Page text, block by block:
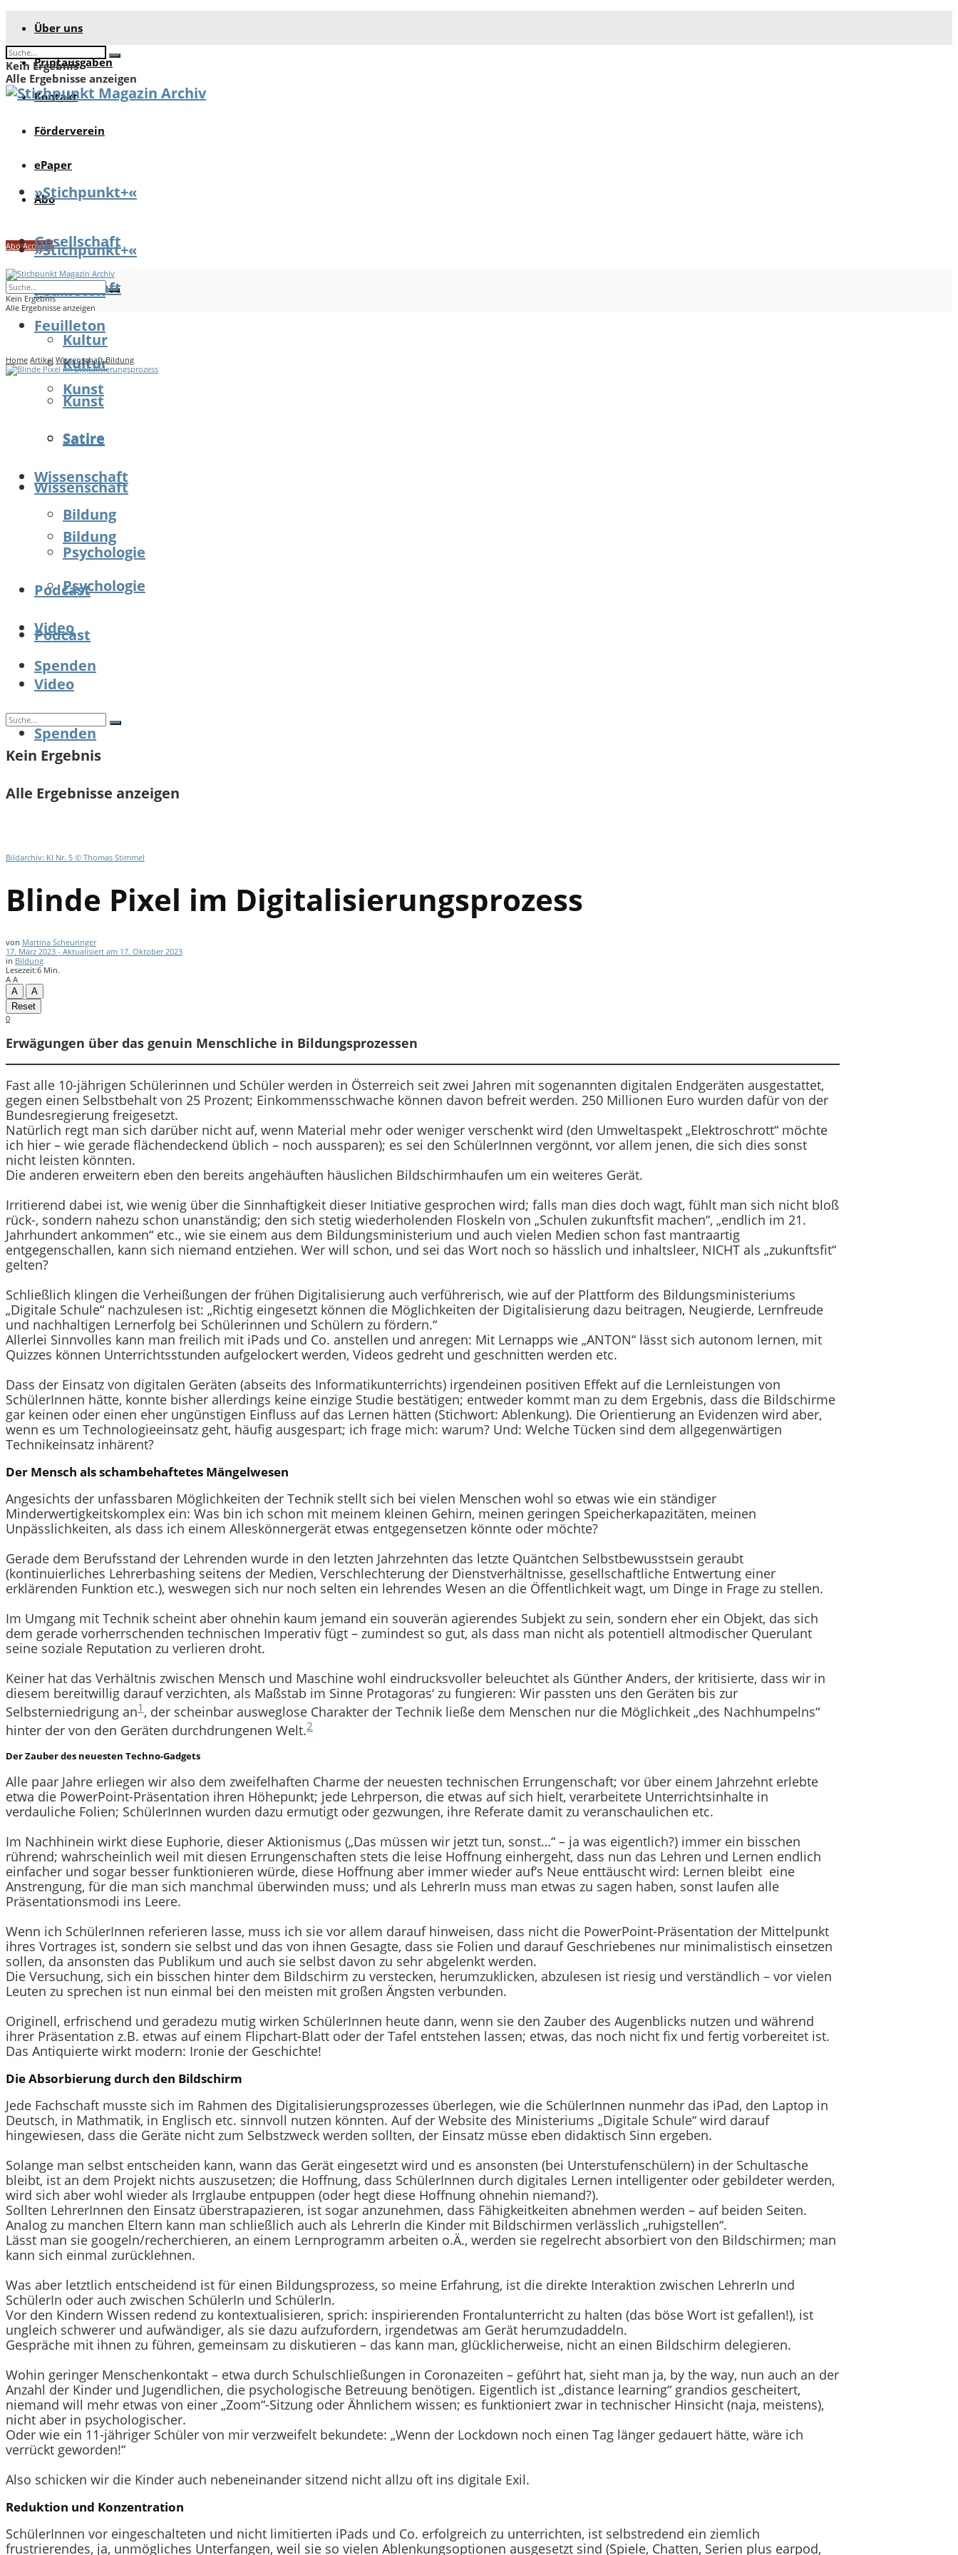
Über uns
Printausgaben
Kontakt
Förderverein
ePaper
Abo
Abo Account
Kein Ergebnis
Alle Ergebnisse anzeigen
»Stichpunkt+«
Gesellschaft
Feuilleton
Kultur
Kunst
Satire
Wissenschaft
Bildung
Psychologie
Podcast
Video
Spenden
»Stichpunkt+«
Gesellschaft
Feuilleton
Kultur
Kunst
Satire
Wissenschaft
Bildung
Psychologie
Podcast
Video
Spenden
Kein Ergebnis
Alle Ergebnisse anzeigen
Kein Ergebnis
Alle Ergebnisse anzeigen
Home Artikel Wissenschaft Bildung
Bildarchiv: KI Nr. 5 © Thomas Stimmel
Blinde Pixel im Digitalisierungsprozess
von Martina Scheuringer
17. März 2023 - Aktualisiert am 17. Oktober 2023
in Bildung
Lesezeit:6 Min.
A A
A
A
Reset
0
Erwägungen über das genuin Menschliche in Bildungsprozessen
Fast alle 10-jährigen Schülerinnen und Schüler werden in Österreich seit zwei Jahren mit sogenannten digitalen Endgeräten ausgestattet,
gegen einen Selbstbehalt von 25 Prozent; Einkommensschwache können davon befreit werden. 250 Millionen Euro wurden dafür von der
Bundesregierung freigesetzt.
Natürlich regt man sich darüber nicht auf, wenn Material mehr oder weniger verschenkt wird (den Umweltaspekt „Elektroschrott“ möchte
ich hier – wie gerade flächendeckend üblich – noch aussparen); es sei den SchülerInnen vergönnt, vor allem jenen, die sich dies sonst
nicht leisten könnten.
Die anderen erweitern eben den bereits angehäuften häuslichen Bildschirmhaufen um ein weiteres Gerät.
Irritierend dabei ist, wie wenig über die Sinnhaftigkeit dieser Initiative gesprochen wird; falls man dies doch wagt, fühlt man sich nicht bloß
rück-, sondern nahezu schon unanständig; den sich stetig wiederholenden Floskeln von „Schulen zukunftsfit machen“, „endlich im 21.
Jahrhundert ankommen“ etc., wie sie einem aus dem Bildungsministerium und auch vielen Medien schon fast mantraartig
entgegenschallen, kann sich niemand entziehen. Wer will schon, und sei das Wort noch so hässlich und inhaltsleer, NICHT als „zukunftsfit“
gelten?
Schließlich klingen die Verheißungen der frühen Digitalisierung auch verführerisch, wie auf der Plattform des Bildungsministeriums
„Digitale Schule“ nachzulesen ist: „Richtig eingesetzt können die Möglichkeiten der Digitalisierung dazu beitragen, Neugierde, Lernfreude
und nachhaltigen Lernerfolg bei Schülerinnen und Schülern zu fördern.“
Allerlei Sinnvolles kann man freilich mit iPads und Co. anstellen und anregen: Mit Lernapps wie „ANTON“ lässt sich autonom lernen, mit
Quizzes können Unterrichtsstunden aufgelockert werden, Videos gedreht und geschnitten werden etc.
Dass der Einsatz von digitalen Geräten (abseits des Informatikunterrichts) irgendeinen positiven Effekt auf die Lernleistungen von
SchülerInnen hätte, konnte bisher allerdings keine einzige Studie bestätigen; entweder kommt man zu dem Ergebnis, dass die Bildschirme
gar keinen oder einen eher ungünstigen Einfluss auf das Lernen hätten (Stichwort: Ablenkung). Die Orientierung an Evidenzen wird aber,
wenn es um Technologieeinsatz geht, häufig ausgespart; ich frage mich: warum? Und: Welche Tücken sind dem allgegenwärtigen
Technikeinsatz inhärent?
Der Mensch als schambehaftetes Mängelwesen
Angesichts der unfassbaren Möglichkeiten der Technik stellt sich bei vielen Menschen wohl so etwas wie ein ständiger
Minderwertigkeitskomplex ein: Was bin ich schon mit meinem kleinen Gehirn, meinen geringen Speicherkapazitäten, meinen
Unpässlichkeiten, als dass ich einem Alleskönnergerät etwas entgegensetzen könnte oder möchte?
Gerade dem Berufsstand der Lehrenden wurde in den letzten Jahrzehnten das letzte Quäntchen Selbstbewusstsein geraubt
(kontinuierliches Lehrerbashing seitens der Medien, Verschlechterung der Dienstverhältnisse, gesellschaftliche Entwertung einer
erklärenden Funktion etc.), weswegen sich nur noch selten ein lehrendes Wesen an die Öffentlichkeit wagt, um Dinge in Frage zu stellen.
Im Umgang mit Technik scheint aber ohnehin kaum jemand ein souverän agierendes Subjekt zu sein, sondern eher ein Objekt, das sich
dem gerade vorherrschenden technischen Imperativ fügt – zumindest so gut, als dass man nicht als potentiell altmodischer Querulant
seine soziale Reputation zu verlieren droht.
Keiner hat das Verhältnis zwischen Mensch und Maschine wohl eindrucksvoller beleuchtet als Günther Anders, der kritisierte, dass wir in
diesem bereitwillig darauf verzichten, als Maßstab im Sinne Protagoras‘ zu fungieren: Wir passten uns den Geräten bis zur
Selbsterniedrigung an1 , der scheinbar ausweglose Charakter der Technik ließe dem Menschen nur die Möglichkeit „des Nachhumpelns“
hinter der von den Geräten durchdrungenen Welt.2
Der Zauber des neuesten Techno-Gadgets
Alle paar Jahre erliegen wir also dem zweifelhaften Charme der neuesten technischen Errungenschaft; vor über einem Jahrzehnt erlebte
etwa die PowerPoint-Präsentation ihren Höhepunkt; jede Lehrperson, die etwas auf sich hielt, verarbeitete Unterrichtsinhalte in
verdauliche Folien; SchülerInnen wurden dazu ermutigt oder gezwungen, ihre Referate damit zu veranschaulichen etc.
Im Nachhinein wirkt diese Euphorie, dieser Aktionismus („Das müssen wir jetzt tun, sonst…“ – ja was eigentlich?) immer ein bisschen
rührend; wahrscheinlich weil mit diesen Errungenschaften stets die leise Hoffnung einhergeht, dass nun das Lehren und Lernen endlich
einfacher und sogar besser funktionieren würde, diese Hoffnung aber immer wieder auf’s Neue enttäuscht wird: Lernen bleibt eine
Anstrengung, für die man sich manchmal überwinden muss; und als LehrerIn muss man etwas zu sagen haben, sonst laufen alle
Präsentationsmodi ins Leere.
Wenn ich SchülerInnen referieren lasse, muss ich sie vor allem darauf hinweisen, dass nicht die PowerPoint-Präsentation der Mittelpunkt
ihres Vortrages ist, sondern sie selbst und das von ihnen Gesagte, dass sie Folien und darauf Geschriebenes nur minimalistisch einsetzen
sollen, da ansonsten das Publikum und auch sie selbst davon zu sehr abgelenkt werden.
Die Versuchung, sich ein bisschen hinter dem Bildschirm zu verstecken, herumzuklicken, abzulesen ist riesig und verständlich – vor vielen
Leuten zu sprechen ist nun einmal bei den meisten mit großen Ängsten verbunden.
Originell, erfrischend und geradezu mutig wirken SchülerInnen heute dann, wenn sie den Zauber des Augenblicks nutzen und während
ihrer Präsentation z.B. etwas auf einem Flipchart-Blatt oder der Tafel entstehen lassen; etwas, das noch nicht fix und fertig vorbereitet ist.
Das Antiquierte wirkt modern: Ironie der Geschichte!
Die Absorbierung durch den Bildschirm
Jede Fachschaft musste sich im Rahmen des Digitalisierungsprozesses überlegen, wie die SchülerInnen nunmehr das iPad, den Laptop in
Deutsch, in Mathmatik, in Englisch etc. sinnvoll nutzen könnten. Auf der Website des Ministeriums „Digitale Schule“ wird darauf
hingewiesen, dass die Geräte nicht zum Selbstzweck werden sollten, der Einsatz müsse eben didaktisch Sinn ergeben.
Solange man selbst entscheiden kann, wann das Gerät eingesetzt wird und es ansonsten (bei Unterstufenschülern) in der Schultasche
bleibt, ist an dem Projekt nichts auszusetzen; die Hoffnung, dass SchülerInnen durch digitales Lernen intelligenter oder gebildeter werden,
wird sich aber wohl wieder als Irrglaube entpuppen (oder hegt diese Hoffnung ohnehin niemand?).
Sollten LehrerInnen den Einsatz überstrapazieren, ist sogar anzunehmen, dass Fähigkeitkeiten abnehmen werden – auf beiden Seiten.
Analog zu manchen Eltern kann man schließlich auch als LehrerIn die Kinder mit Bildschirmen verlässlich „ruhigstellen“.
Lässt man sie googeln/recherchieren, an einem Lernprogramm arbeiten o.Ä., werden sie regelrecht absorbiert von den Bildschirmen; man
kann sich einmal zurücklehnen.
Was aber letztlich entscheidend ist für einen Bildungsprozess, so meine Erfahrung, ist die direkte Interaktion zwischen LehrerIn und
SchülerIn oder auch zwischen SchülerIn und SchülerIn.
Vor den Kindern Wissen redend zu kontextualisieren, sprich: inspirierenden Frontalunterricht zu halten (das böse Wort ist gefallen!), ist
ungleich schwerer und aufwändiger, als sie dazu aufzufordern, irgendetwas am Gerät herumzudaddeln.
Gespräche mit ihnen zu führen, gemeinsam zu diskutieren – das kann man, glücklicherweise, nicht an einen Bildschirm delegieren.
Wohin geringer Menschenkontakt – etwa durch Schulschließungen in Coronazeiten – geführt hat, sieht man ja, by the way, nun auch an der
Anzahl der Kinder und Jugendlichen, die psychologische Betreuung benötigen. Eigentlich ist „distance learning“ grandios gescheitert,
niemand will mehr etwas von einer „Zoom“-Sitzung oder Ähnlichem wissen; es funktioniert zwar in technischer Hinsicht (naja, meistens),
nicht aber in psychologischer.
Oder wie ein 11-jähriger Schüler von mir verzweifelt bekundete: „Wenn der Lockdown noch einen Tag länger gedauert hätte, wäre ich
verrückt geworden!“
Also schicken wir die Kinder auch nebeneinander sitzend nicht allzu oft ins digitale Exil.
Reduktion und Konzentration
SchülerInnen vor eingeschalteten und nicht limitierten iPads und Co. erfolgreich zu unterrichten, ist selbstredend ein ziemlich
frustrierendes, ja, unmögliches Unterfangen, weil sie so vielen Ablenkungsoptionen ausgesetzt sind (Spiele, Chatten, Serien plus earpod,